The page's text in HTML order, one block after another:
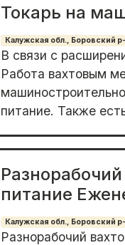
Токарь на
Калужская обл., Боровский
В связи с
Работа вахтовым
питание. Также
питание
Калужская обл., Боровский
Разнорабочий